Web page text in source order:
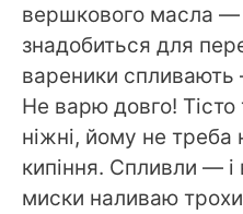
вершкового масла —
знадобиться для
вареники спливають
Не варю довго!
ніжні, йому не треба
кипіння. Спливли —
миски наливаю